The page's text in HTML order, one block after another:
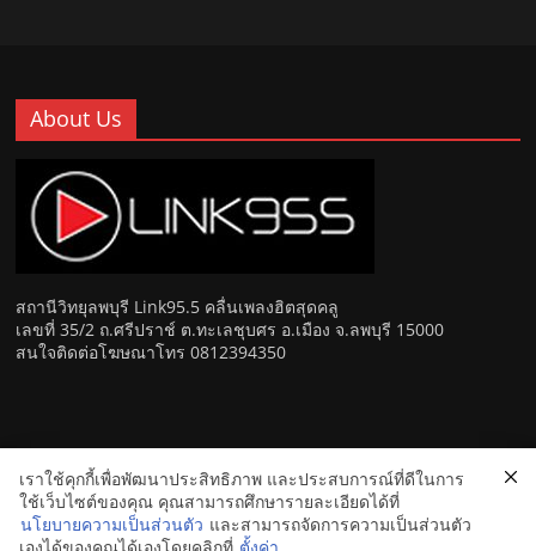
About Us
สถานีวิทยุลพบุรี Link95.5 คลื่นเพลงฮิตสุดคลู
เลขที่ 35/2 ถ.ศรีปราช์ ต.ทะเลชุบศร อ.เมือง จ.ลพบุรี 15000
สนใจติดต่อโฆษณาโทร 0812394350
Copyright © 2026Link 95.5 คลื่นเพลงฮิตสุดคูล สถานีวิทยุ FM
ลพบุรี . All rights reserved.
เราใช้คุกกี้เพื่อพัฒนาประสิทธิภาพ และประสบการณ์ที่ดีในการ
ใช้เว็บไซต์ของคุณ คุณสามารถศึกษารายละเอียดได้ที่
นโยบายความเป็นส่วนตัว และสามารถจัดการความเป็นส่วนตัว